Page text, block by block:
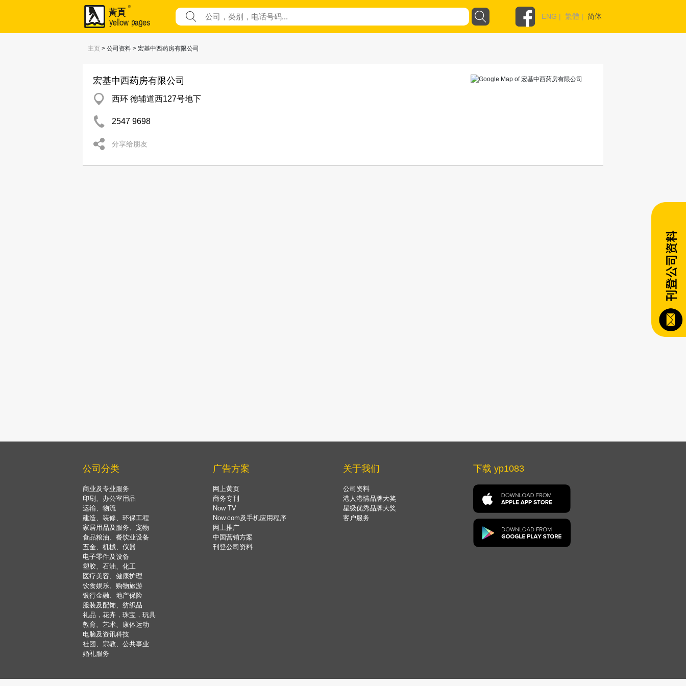
ENG | 繁體 | 简体
主页 > 公司资料 > 宏基中西药房有限公司
宏基中西药房有限公司
西环 德辅道西127号地下
2547 9698
分享给朋友
公司分类
商业及专业服务
印刷、办公室用品
运输、物流
建造、装修、环保工程
家居用品及服务、宠物
食品粮油、餐饮业设备
五金、机械、仪器
电子零件及设备
塑胶、石油、化工
医疗美容、健康护理
饮食娱乐、购物旅游
银行金融、地产保险
服装及配饰、纺织品
礼品，花卉，珠宝，玩具
教育、艺术、康体运动
电脑及资讯科技
社团、宗教、公共事业
婚礼服务
广告方案
网上黄页
商务专刊
Now TV
Now.com及手机应用程序
网上推广
中国营销方案
刊登公司资料
关于我们
公司资料
港人港情品牌大奖
星级优秀品牌大奖
客户服务
下载 yp1083